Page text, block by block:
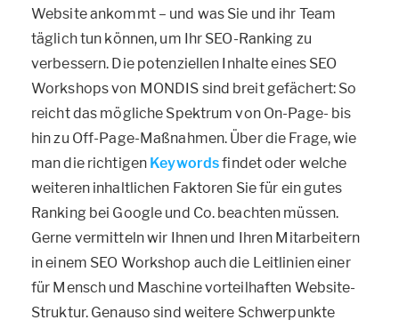
Website ankommt – und was Sie und ihr Team
täglich tun können, um Ihr SEO-Ranking zu
verbessern. Die potenziellen Inhalte eines SEO
Workshops von MONDIS sind breit gefächert: So
reicht das mögliche Spektrum von On-Page- bis
hin zu Off-Page-Maßnahmen. Über die Frage, wie
man die richtigen Keywordsfindet oder welche
weiteren inhaltlichen Faktoren Sie für ein gutes
Ranking bei Google und Co. beachten müssen.
Gerne vermitteln wir Ihnen und Ihren Mitarbeitern
in einem SEO Workshop auch die Leitlinien einer
für Mensch und Maschine vorteilhaften Website-
Struktur. Genauso sind weitere Schwerpunkte